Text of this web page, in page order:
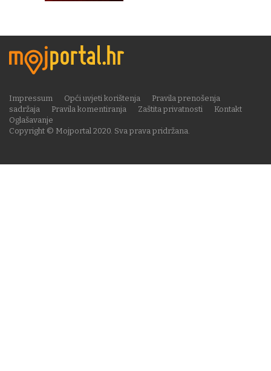
Copyright © Mojportal 2020. Sva prava pridržana.
Impressum Opći uvjeti korištenja
Pravila prenošenja
sadržaja
Pravila komentiranja Zaštita privatnosti
Kontakt
Oglašavanje